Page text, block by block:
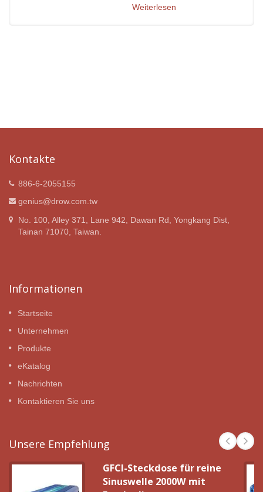
Weiterlesen
Kontakte
886-6-2055155
genius@drow.com.tw
No. 100, Alley 371, Lane 942, Dawan Rd, Yongkang Dist,
Tainan 71070, Taiwan.
Informationen
Startseite
Unternehmen
Produkte
eKatalog
Nachrichten
Kontaktieren Sie uns
Unsere Empfehlung
GFCI-Steckdose für reine
Sinuswelle 2000W mit